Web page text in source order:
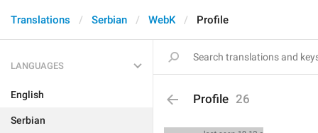
Translations Serbian WebK Profile
LANGUAGES
English
Serbian
Profile 26